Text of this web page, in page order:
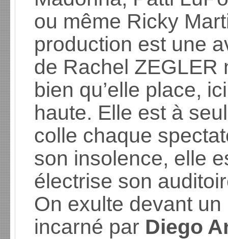
ou même Ricky
production est une
de Rachel ZEGLER
bien qu’elle place,
haute. Elle est à
colle chaque
son insolence, elle
électrise son
On exulte devant
incarné par Diego